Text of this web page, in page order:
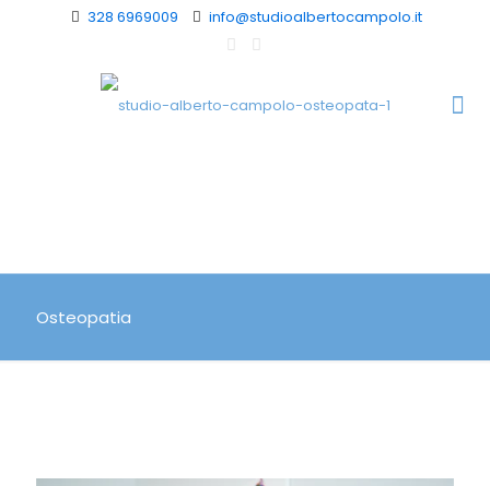
328 6969009 info@studioalbertocampolo.it
Osteopatia